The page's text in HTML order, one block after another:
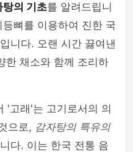
탕의 기초를 알려드립니
뼈를 이용하여 진한 국
니다. 오랜 시간 끓여낸
한 채소와 함께 조리하
'고래'는 고기로서의 의
으로, 감자탕의 특유의
다. 이는 한국 전통 음